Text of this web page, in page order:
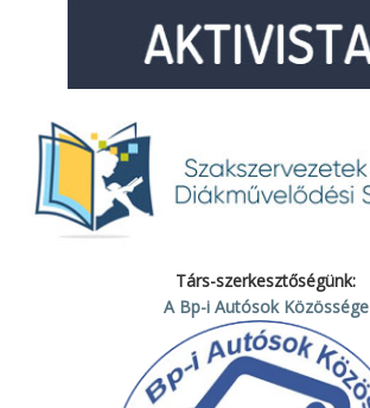
Társ-szerkesztőségünk:
A Bp-i Autósok Közössége